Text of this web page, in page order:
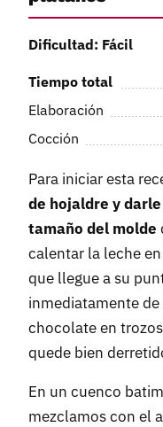
Dificultad: Fácil
Tiempo total
Elaboración
Cocción
Para iniciar esta
de hojaldre y
tamaño del molde
calentar la leche
que llegue a su
inmediatamente
chocolate en
quede bien
En un cuenco
mezclamos con el